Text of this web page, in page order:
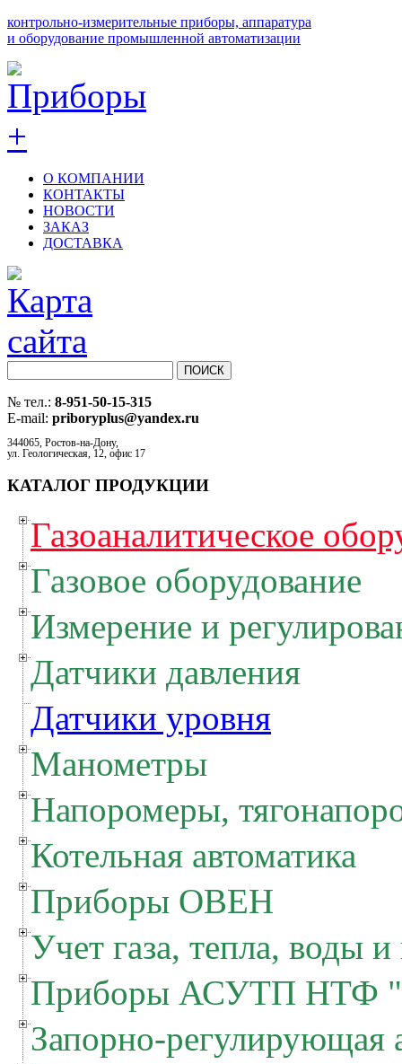
контрольно-измерительные приборы, аппаратура
и оборудование промышленной автоматизации
О КОМПАНИИ
КОНТАКТЫ
НОВОСТИ
ЗАКАЗ
ДОСТАВКА
№ тел.: 8-951-50-15-315
E-mail: priboryplus@yandex.ru
344065, Ростов-на-Дону,
ул. Геологическая, 12, офис 17
КАТАЛОГ ПРОДУКЦИИ
Газоаналитическое
Газовое оборудование
Измерение и
Датчики давления
Датчики уровня
Манометры
Напоромеры,
Котельная автоматика
Приборы ОВЕН
Учет газа, тепла, воды и
Приборы АСУТП НТФ
Запорно-регулирующая